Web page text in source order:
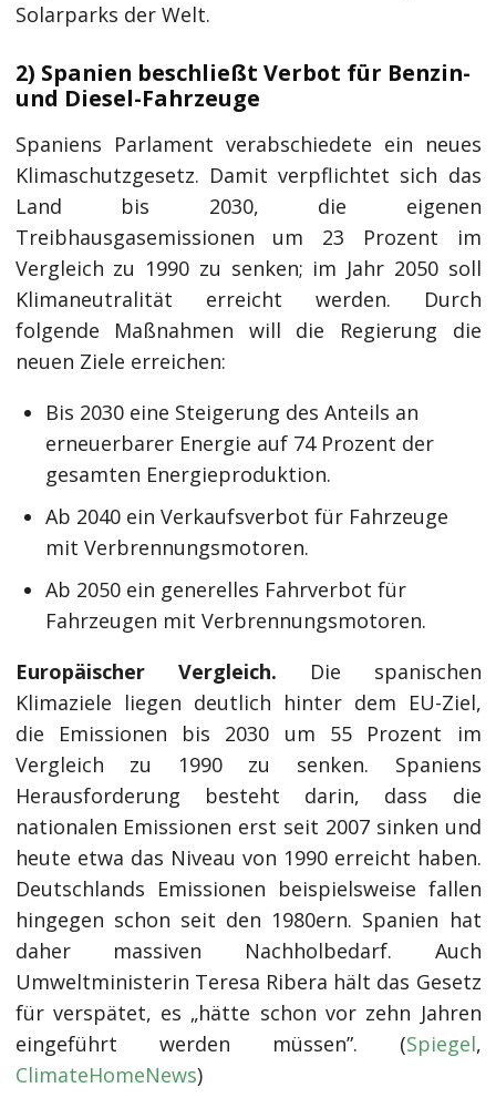
Solarparks der Welt.
2) Spanien beschließt Verbot für Benzin-
und Diesel-Fahrzeuge
Spaniens Parlament verabschiedete ein neues
Klimaschutzgesetz. Damit verpflichtet sich das
Land bis 2030, die eigenen
Treibhausgasemissionen um 23 Prozent im
Vergleich zu 1990 zu senken; im Jahr 2050 soll
Klimaneutralität erreicht werden. Durch
folgende Maßnahmen will die Regierung die
neuen Ziele erreichen:
Bis 2030 eine Steigerung des Anteils an
erneuerbarer Energie auf 74 Prozent der
gesamten Energieproduktion.
Ab 2040 ein Verkaufsverbot für Fahrzeuge
mit Verbrennungsmotoren.
Ab 2050 ein generelles Fahrverbot für
Fahrzeugen mit Verbrennungsmotoren.
Europäischer Vergleich. Die spanischen
Klimaziele liegen deutlich hinter dem EU-Ziel,
die Emissionen bis 2030 um 55 Prozent im
Vergleich zu 1990 zu senken. Spaniens
Herausforderung besteht darin, dass die
nationalen Emissionen erst seit 2007 sinken und
heute etwa das Niveau von 1990 erreicht haben.
Deutschlands Emissionen beispielsweise fallen
hingegen schon seit den 1980ern. Spanien hat
daher massiven Nachholbedarf. Auch
Umweltministerin Teresa Ribera hält das Gesetz
für verspätet, es „hätte schon vor zehn Jahren
eingeführt werden müssen”. (Spiegel,
ClimateHomeNews)